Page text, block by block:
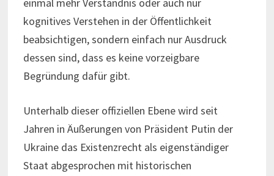
einmal mehr Verständnis oder auch nur
kognitives Verstehen in der Öffentlichkeit
beabsichtigen, sondern einfach nur Ausdruck
dessen sind, dass es keine vorzeigbare
Begründung dafür gibt.
Unterhalb dieser offiziellen Ebene wird seit
Jahren in Äußerungen von Präsident Putin der
Ukraine das Existenzrecht als eigenständiger
Staat abgesprochen mit historischen